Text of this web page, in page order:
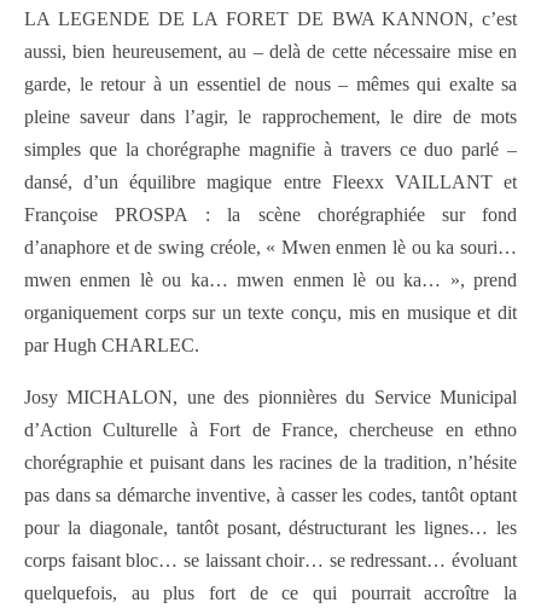
LA LEGENDE DE LA FORET DE BWA KANNON, c’est
aussi, bien heureusement, au – delà de cette nécessaire mise en
garde, le retour à un essentiel de nous – mêmes qui exalte sa
pleine saveur dans l’agir, le rapprochement, le dire de mots
simples que la chorégraphe magnifie à travers ce duo parlé –
dansé, d’un équilibre magique entre Fleexx VAILLANT et
Françoise PROSPA : la scène chorégraphiée sur fond
d’anaphore et de swing créole, « Mwen enmen lè ou ka souri…
mwen enmen lè ou ka… mwen enmen lè ou ka… », prend
organiquement corps sur un texte conçu, mis en musique et dit
par Hugh CHARLEC.
Josy MICHALON, une des pionnières du Service Municipal
d’Action Culturelle à Fort de France, chercheuse en ethno
chorégraphie et puisant dans les racines de la tradition, n’hésite
pas dans sa démarche inventive, à casser les codes, tantôt optant
pour la diagonale, tantôt posant, déstructurant les lignes… les
corps faisant bloc… se laissant choir… se redressant… évoluant
quelquefois, au plus fort de ce qui pourrait accroître la